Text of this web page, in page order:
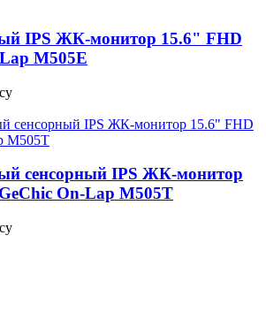
IPS ЖК-монитор 15.6" FHD
M505E
сенсорный IPS ЖК-монитор
On-Lap M505T